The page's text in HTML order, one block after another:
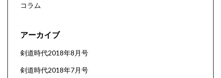
コラム
アーカイブ
剣道時代2018年8月号
剣道時代2018年7月号